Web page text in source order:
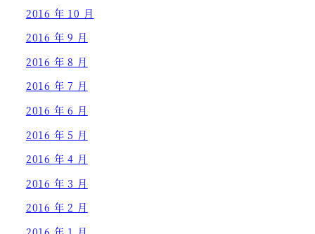
2016 年 10 月
2016 年 9 月
2016 年 8 月
2016 年 7 月
2016 年 6 月
2016 年 5 月
2016 年 4 月
2016 年 3 月
2016 年 2 月